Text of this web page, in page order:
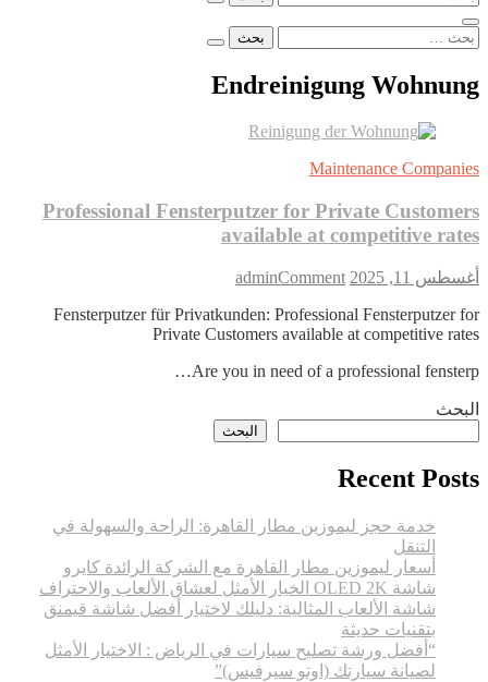
البحث
Endreinigung Wohnung
Maintenance Companies
Professional Fensterputzer for Private Customers
available at competitive rates
أغسطس 11, 2025 adminComment
on
Fensterputzer
for
Customers
competitive
Fensterputzer für Privatkunden: Professional Fensterputzer for
Private Customers available at competitive rates
Are you in need of a professional fensterp…
البحث
البحث
Recent Posts
خدمة حجز ليموزين مطار القاهرة: الراحة والسهولة في
التنقل
أسعار ليموزين مطار القاهرة مع الشركة الرائدة كايرو
شاشة OLED 2K الخيار الأمثل لعشاق الألعاب والاحتراف
شاشة الألعاب المثالية: دليلك لاختيار أفضل شاشة قيمنق
بتقنيات حديثة
“أفضل ورشة تصليح سيارات في الرياض : الاختيار الأمثل
لصيانة سيارتك (اوتو سيرفيس)”